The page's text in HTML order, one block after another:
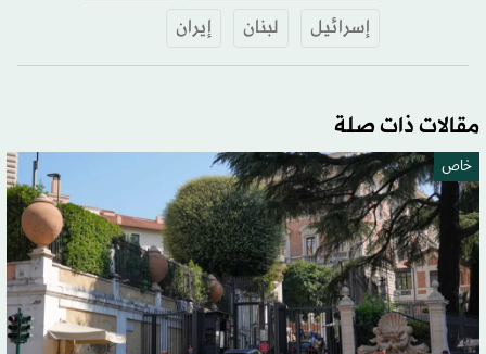
إسرائيل
لبنان إيران
مقالات ذات صلة
خاص